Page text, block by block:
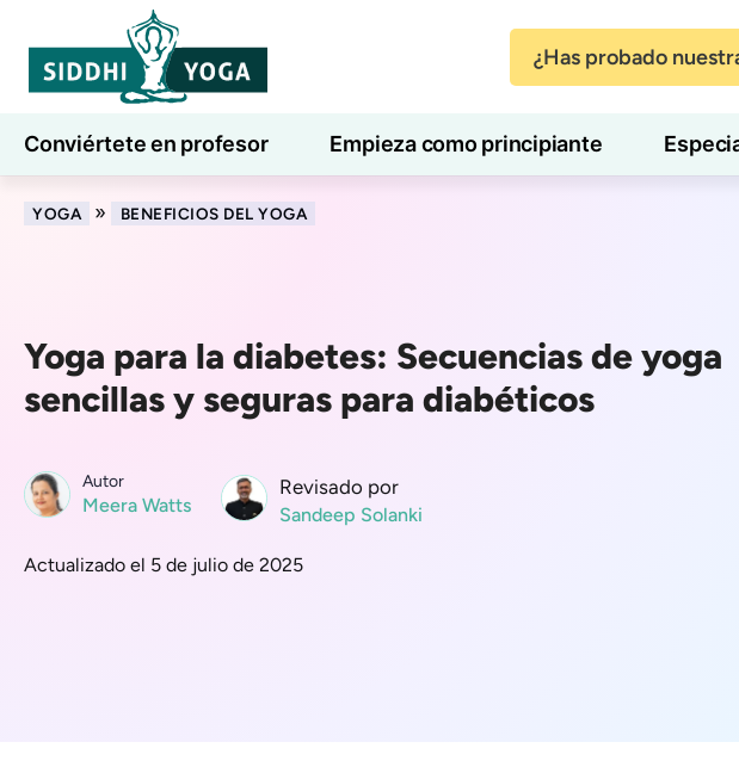
¿Has probado
Conviértete en profesor Empieza como principiante
7 días de bienestar Blog
YOGA » BENEFICIOS DEL YOGA
Yoga para la diabetes: Secuencias de yoga
sencillas y seguras para diabéticos
Autor
Meera Watts
Revisado por
Sandeep Solanki
Actualizado el 5 de julio de 2025